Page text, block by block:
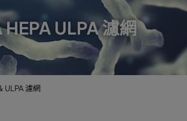
HEPA ULPA 濾網
ULPA 濾網